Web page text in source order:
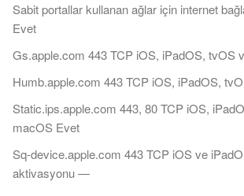
Sabit portallar kullanan ağlar için internet
Evet
Gs.apple.com 443 TCP iOS, iPadOS, tvOS
Humb.apple.com 443 TCP iOS, iPadOS,
Static.ips.apple.com 443, 80 TCP iOS,
macOS Evet
Sq-device.apple.com 443 TCP iOS ve
aktivasyonu —